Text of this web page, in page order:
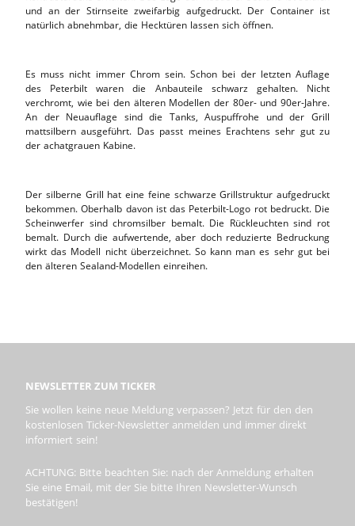
und an der Stirnseite zweifarbig aufgedruckt. Der Container ist
natürlich abnehmbar, die Hecktüren lassen sich öffnen.
Es muss nicht immer Chrom sein. Schon bei der letzten Auflage
des Peterbilt waren die Anbauteile schwarz gehalten. Nicht
verchromt, wie bei den älteren Modellen der 80er- und 90er-Jahre.
An der Neuauflage sind die Tanks, Auspuffrohe und der Grill
mattsilbern ausgeführt. Das passt meines Erachtens sehr gut zu
der achatgrauen Kabine.
Der silberne Grill hat eine feine schwarze Grillstruktur aufgedruckt
bekommen. Oberhalb davon ist das Peterbilt-Logo rot bedruckt. Die
Scheinwerfer sind chromsilber bemalt. Die Rückleuchten sind rot
bemalt. Durch die aufwertende, aber doch reduzierte Bedruckung
wirkt das Modell nicht überzeichnet. So kann man es sehr gut bei
den älteren Sealand-Modellen einreihen.
NEWSLETTER ZUM TICKER
Sie wollen keine neue Meldung verpassen? Jetzt für den den
kostenlosen Ticker-Newsletter anmelden und immer direkt
informiert sein!
ACHTUNG: Bitte beachten Sie: nach der Anmeldung erhalten
Sie eine Email, mit der Sie bitte Ihren Newsletter-Wunsch
bestätigen!